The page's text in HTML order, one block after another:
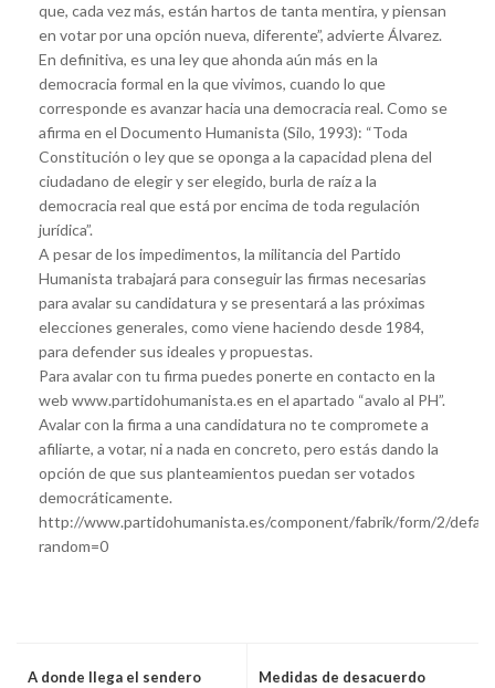
que, cada vez más, están hartos de tanta mentira, y piensan
en votar por una opción nueva, diferente”, advierte Álvarez.
En definitiva, es una ley que ahonda aún más en la
democracia formal en la que vivimos, cuando lo que
corresponde es avanzar hacia una democracia real. Como se
afirma en el Documento Humanista (Silo, 1993): “Toda
Constitución o ley que se oponga a la capacidad plena del
ciudadano de elegir y ser elegido, burla de raíz a la
democracia real que está por encima de toda regulación
jurídica”.
A pesar de los impedimentos, la militancia del Partido
Humanista trabajará para conseguir las firmas necesarias
para avalar su candidatura y se presentará a las próximas
elecciones generales, como viene haciendo desde 1984,
para defender sus ideales y propuestas.
Para avalar con tu firma puedes ponerte en contacto en la
web www.partidohumanista.es en el apartado “avalo al PH”.
Avalar con la firma a una candidatura no te compromete a
afiliarte, a votar, ni a nada en concreto, pero estás dando la
opción de que sus planteamientos puedan ser votados
democráticamente.
http://www.partidohumanista.es/component/fabrik/form/2/
random=0
A donde llega el sendero Medidas de desacuerdo